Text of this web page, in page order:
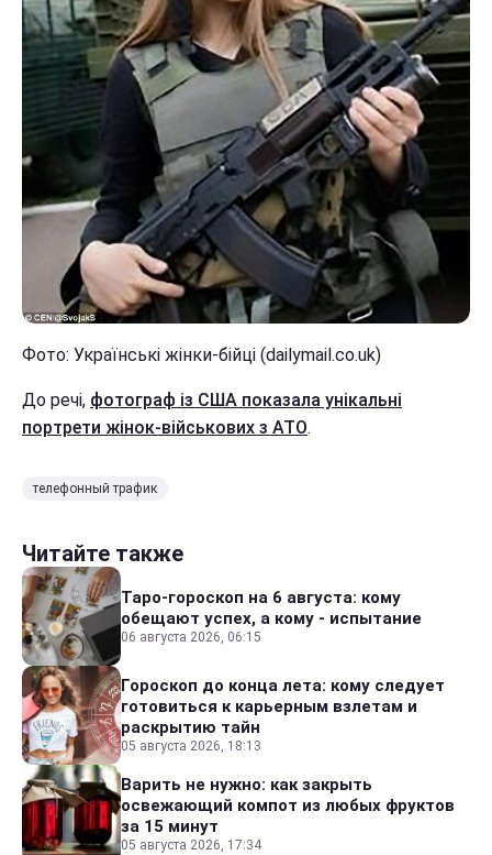
Фото: Українські жінки-бійці (dailymail.co.uk)
До речі, фотограф із США показала унікальні
портрети жінок-військових з АТО.
телефонный трафик
Читайте также
Таро-гороскоп на 6 августа: кому
обещают успех, а кому - испытание
06 августа 2026, 06:15
Гороскоп до конца лета: кому следует
готовиться к карьерным взлетам и
раскрытию тайн
05 августа 2026, 18:13
Варить не нужно: как закрыть
освежающий компот из любых фруктов
за 15 минут
05 августа 2026, 17:34